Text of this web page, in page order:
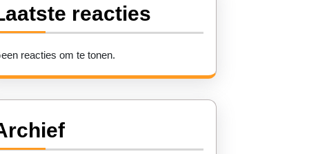
reacties
reacties om te tonen.